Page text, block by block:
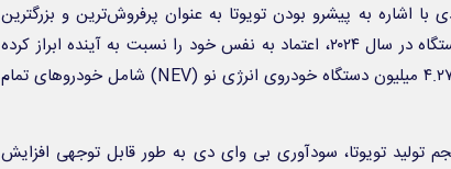
اشاره به پیشرو بودن تویوتا به عنوان پرفروش‌ترین و بزرگترین
خودروساز جهان با فروش ۱۰.۸ میلیون دستگاه در سال ۲۰۲۴، اعتماد به نفس خود را نسبت به آینده ابراز کرده
است. بی‌ وای‌ دی در سال گذشته حدود ۴.۲۷ میلیون دستگاه خودروی انرژی نو (NEV) شامل خودروهای تمام
تولید تویوتا، سودآوری بی‌ وای‌ دی به طور قابل توجهی افزایش